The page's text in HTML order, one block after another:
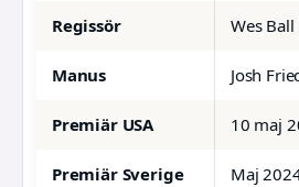
Regissör Wes Ball
Manus Josh
Premiär USA 10 maj
Premiär Sverige Maj